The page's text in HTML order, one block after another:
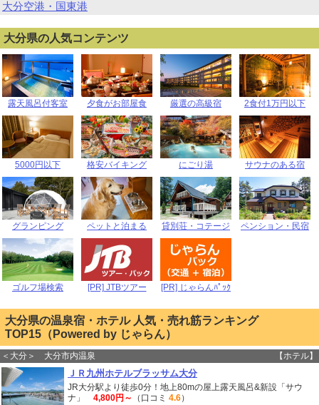
大分空港・国東港
大分県の人気コンテンツ
露天風呂付客室 夕食がお部屋食 厳選の高級宿 2食付1万円以下
5000円以下 格安バイキング にごり湯 サウナのある宿
グランピング ペットと泊まる 貸別荘・コテージ ペンション・民宿
ゴルフ場検索 [PR] JTBツアー [PR] じゃらんﾊﾟｯｸ
大分県の温泉宿・ホテル 人気・売れ筋ランキング
TOP15（Powered by じゃらん）
＜大分＞ 大分市内温泉 【ホテル】
ＪＲ九州ホテルブラッサム大分
JR大分駅より徒歩0分！地上80mの屋上露天風呂&新設「サウ
ナ」 4,800円～ （口コミ 4.6）